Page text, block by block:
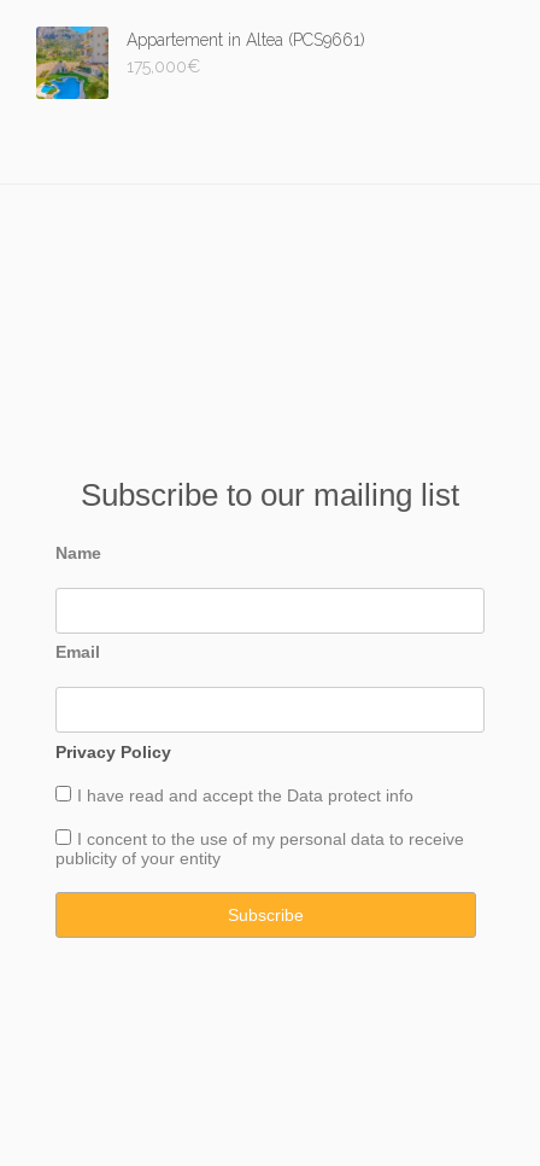
Appartement in Altea (PCS9661)
175,000€
Subscribe to our mailing list
Name
Email
Privacy Policy
I have read and accept the Data protect info
I concent to the use of my personal data to receive
publicity of your entity